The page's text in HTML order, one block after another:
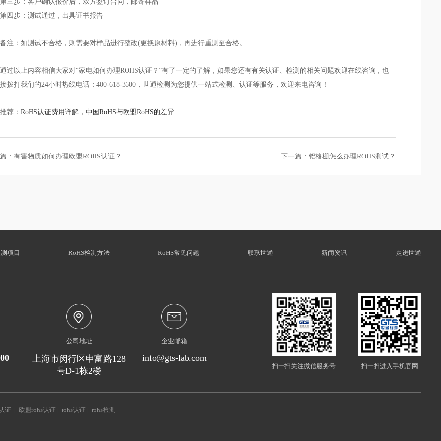
步：客户确认报价后，双方签订合同，邮寄样品
步：测试通过，出具证书报告
：如测试不合格，则需要对样品进行整改(更换原材料)，再进行重测至合格。
以上内容相信大家对“家电如何办理ROHS认证？”有了一定的了解，如果您还有有关认证、检测的相关问题欢迎在线咨询，也
拨打我们的24小时热线电话：400-618-3600，世通检测为您提供一站式检测、认证等服务，欢迎来电咨询！
荐：RoHS认证费用详解 ，中国RoHS与欧盟RoHS的差异
篇：有害物质如何办理欧盟ROHS认证？ 下一篇：铝格栅怎么办理ROHS测试？
项目 RoHS检测方法 RoHS常见问题 联系世通 新闻资讯 走进世通
公司地址
上海市闵行区申富路128
号D-1栋2楼
企业邮箱
info@gts-lab.com
扫一扫关注微信服务号 扫一扫进入手机官网
证 | 欧盟rohs认证 |rohs认证 |rohs检测